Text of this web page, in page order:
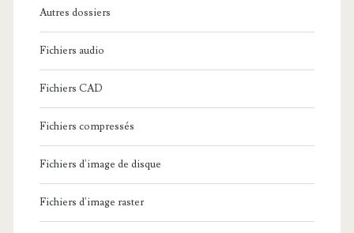
Autres dossiers
Fichiers audio
Fichiers CAD
Fichiers compressés
Fichiers d'image de disque
Fichiers d'image raster